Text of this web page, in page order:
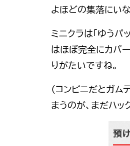
よほどの集落にいな
ミニクラは「ゆうパ
はほぼ完全にカバ
りがたいですね。
（コンビニだとガ
まうのが、まだハッ